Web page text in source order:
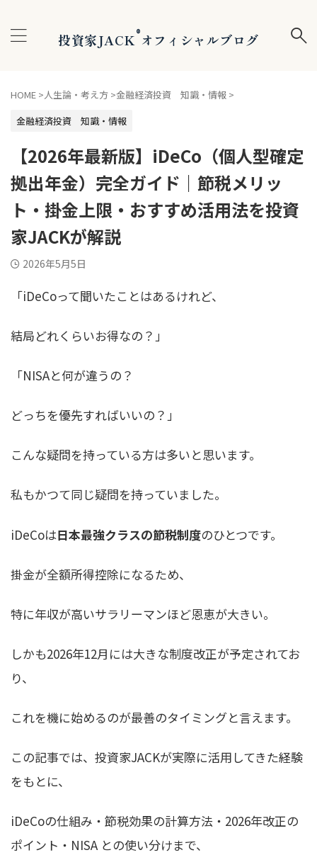
投資家JACK®オフィシャルブログ
HOME >人生論・考え方 >金融経済投資 知識・情報 >
金融経済投資 知識・情報
【2026年最新版】iDeCo（個人型確定
拠出年金）完全ガイド｜節税メリッ
ト・掛金上限・おすすめ活用法を投資
家JACKが解説
2026年5月5日
「iDeCoって聞いたことはあるけれど、
結局どれくらいお得なの？」
「NISAと何が違うの？
どっちを優先すればいいの？」
こんな疑問を持っている方は多いと思います。
私もかつて同じ疑問を持っていました。
iDeCoは日本最強クラスの節税制度のひとつです。
掛金が全額所得控除になるため、
特に年収が高いサラリーマンほど恩恵が大きい。
しかも2026年12月には大きな制度改正が予定されてお
り、
これを機に始めるのが最善のタイミングと言えます。
この記事では、投資家JACKが実際に活用してきた経験
をもとに、
iDeCoの仕組み・節税効果の計算方法・2026年改正の
ポイント・NISA との使い分けまで、